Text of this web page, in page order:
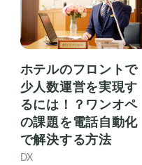
ホテルのフロントで
少人数運営を実現す
るには！？ワンオペ
の課題を電話自動化
で解決する方法
DX